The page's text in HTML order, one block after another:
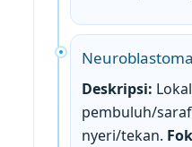
Deskripsi:
pembuluh/
nyeri/tekan.